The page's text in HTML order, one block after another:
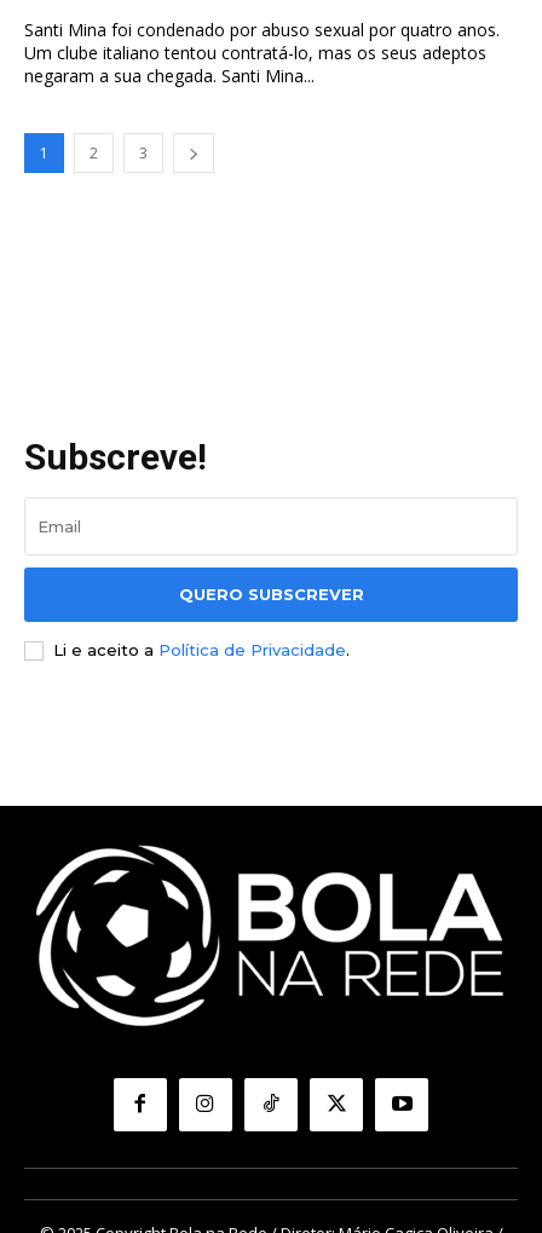
Santi Mina foi condenado por abuso sexual por quatro anos.
Um clube italiano tentou contratá-lo, mas os seus adeptos
negaram a sua chegada. Santi Mina...
1 2 3
Subscreve!
QUERO SUBSCREVER
Li e aceito a Política de Privacidade.